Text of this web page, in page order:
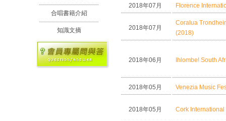
合唱書籍介紹
知識文摘
2018年07月 Florence
2018年07月
Coralua
(2018)
2018年06月 Ihlombe! South
2018年05月 Venezia Music
2018年05月 Cork